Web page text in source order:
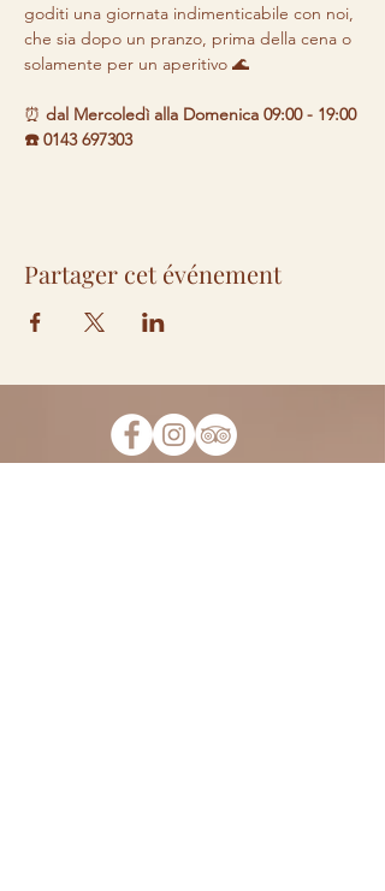
goditi una giornata indimenticabile con noi,
che sia dopo un pranzo, prima della cena o
solamente per un aperitivo 🌊
⏰ dal Mercoledì alla Domenica 09:00 - 19:00
☎️ 0143 697303
Partager cet événement